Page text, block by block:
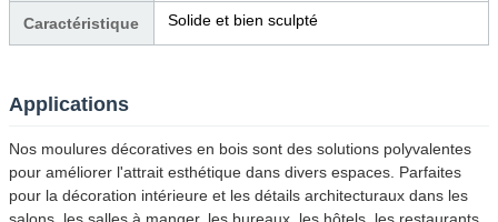
Caractéristique Solide et bien sculpté
Applications
Nos moulures décoratives en bois sont des solutions polyvalentes
pour améliorer l'attrait esthétique dans divers espaces. Parfaites
pour la décoration intérieure et les détails architecturaux dans les